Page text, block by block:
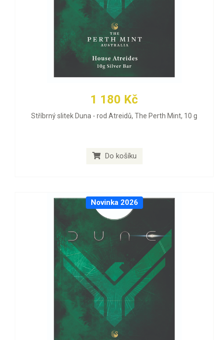
1 180 Kč
Stříbrný slitek Duna - rod Atreidů, The Perth Mint, 10 g
Do košíku
Novinka 2026